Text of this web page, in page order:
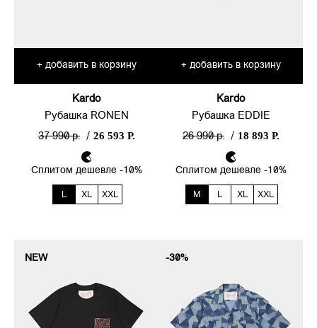
+ добавить в корзину
Kardo
Рубашка RONEN
37 990 р.
/ 26 593 Р.
Сплитом дешевле -10%
L XL XXL
+ добавить в корзину
Kardo
Рубашка EDDIE
26 990 р.
/ 18 893 Р.
Сплитом дешевле -10%
M L XL XXL
NEW -30%